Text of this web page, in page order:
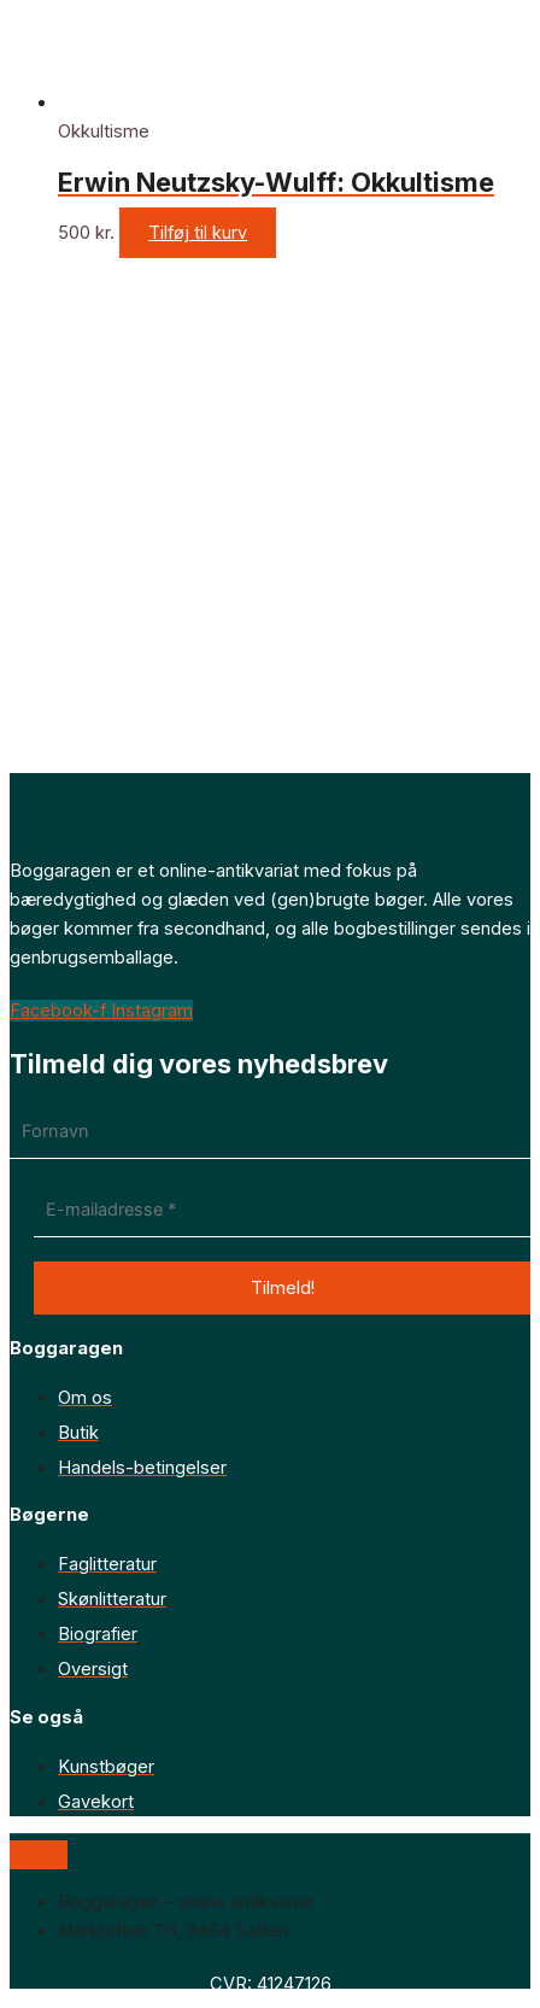
Okkultisme
Erwin Neutzsky-Wulff: Okkultisme
500 kr. Tilføj til kurv
Boggaragen er et online-antikvariat med fokus på
bæredygtighed og glæden ved (gen)brugte bøger. Alle vores
bøger kommer fra secondhand, og alle bogbestillinger sendes i
genbrugsemballage.
Facebook-f Instagram
Tilmeld dig vores nyhedsbrev
Boggaragen
Om os
Butik
Handels-betingelser
Bøgerne
Faglitteratur
Skønlitteratur
Biografier
Oversigt
Se også
Kunstbøger
Gavekort
Boggaragen – online antikvariat
Marktoften 7H, 8464 Galten
CVR: 41247126